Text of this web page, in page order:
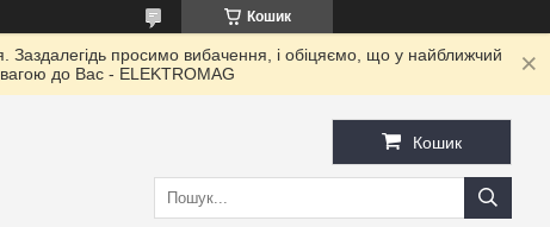
Кошик
Заздалегідь просимо вибачення, і обіцяємо, що у найближчий
до Ваc - ELEKTROMAG
Кошик